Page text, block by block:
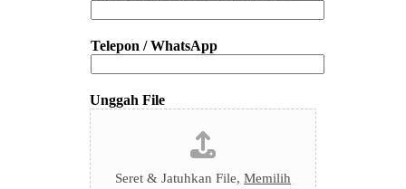
Telepon / WhatsApp
Unggah File
Seret & Jatuhkan File, Memilih